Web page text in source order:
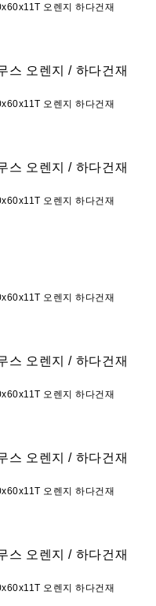
오렌지 하다건재
오렌지 하다건재
오렌지 하다건재
오렌지 하다건재
오렌지 하다건재
오렌지 하다건재
오렌지 하다건재